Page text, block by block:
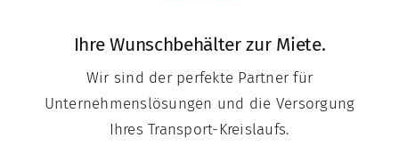
Ihre Wunschbehälter zur Miete.
Wir sind der perfekte Partner für
Unternehmenslösungen und die Versorgung
Ihres Transport-Kreislaufs.